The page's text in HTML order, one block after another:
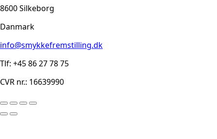
8600 Silkeborg
Danmark
info@smykkefremstilling.dk
Tlf: +45 86 27 78 75
CVR nr.: 16639990